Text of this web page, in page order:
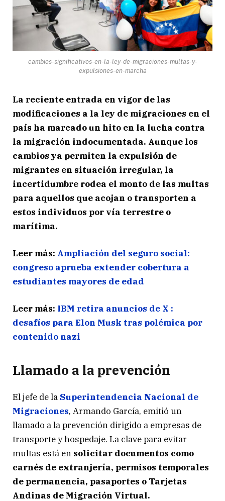
cambios-significativos-en-la-ley-de-migraciones-multas-y-
expulsiones-en-marcha
La reciente entrada en vigor de las
modificaciones a la ley de migraciones en el
país ha marcado un hito en la lucha contra
la migración indocumentada. Aunque los
cambios ya permiten la expulsión de
migrantes en situación irregular, la
incertidumbre rodea el monto de las multas
para aquellos que acojan o transporten a
estos individuos por vía terrestre o
marítima.
Leer más: Ampliación del seguro social:
congreso aprueba extender cobertura a
estudiantes mayores de edad
Leer más: IBM retira anuncios de X :
desafíos para Elon Musk tras polémica por
contenido nazi
Llamado a la prevención
El jefe de la Superintendencia Nacional de
Migraciones, Armando García, emitió un
llamado a la prevención dirigido a empresas de
transporte y hospedaje. La clave para evitar
multas está en solicitar documentos como
carnés de extranjería, permisos temporales
de permanencia, pasaportes o Tarjetas
Andinas de Migración Virtual.